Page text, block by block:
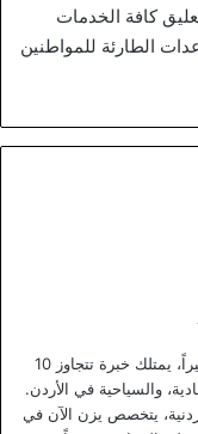
كافة الخدمات
الطارئة للمواطنين
يعتبر يزن خوري صحفياً أردنياً متمرساً ومحللاً خبيراً، يمتلك خبرة تتجاوز 10
والسياحية في الأردن.
يتخصص يزن الآن في